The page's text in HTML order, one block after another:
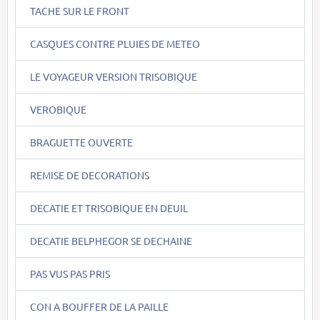
TACHE SUR LE FRONT
CASQUES CONTRE PLUIES DE METEO
LE VOYAGEUR VERSION TRISOBIQUE
VEROBIQUE
BRAGUETTE OUVERTE
REMISE DE DECORATIONS
DECATIE ET TRISOBIQUE EN DEUIL
DECATIE BELPHEGOR SE DECHAINE
PAS VUS PAS PRIS
CON A BOUFFER DE LA PAILLE